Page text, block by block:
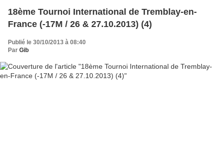
18ème Tournoi International de Tremblay-en-
France (-17M / 26 & 27.10.2013) (4)
Publié le 30/10/2013 à 08:40
Par Gib